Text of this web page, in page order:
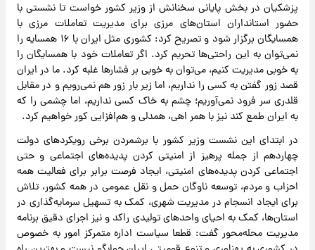
پزشکیان در بخش پایانی سخنانش از وزیر کشور خواست تا نشستی با
حضور استانداران استان‌های مرزی برای مدیریت تعاملات مرزی با
همسایگان برگزار شود و تصریح کرد: کشوری مثل ایران با ۱۶ همسایه را
نمی‌توان به این راحتی‌ها تحریم کرد. اگر تعاملات خود با همسایگان را
به خوبی مدیریت کنیم، می‌توان به خوبی بر فشارها غلبه کرد. ما در ایران
قصد زور گفتن به کسی را نداریم، اما زیر بار زور هم نمی‌رویم و در مقابل
قلدری سر فرود نمی‌آوریم؛ چشم به خاک کسی نداریم، اما چشمی را که
به ایران طمع کند نیز با همر اهی، همدلی و هم‌افزایی کور خواهیم کرد.
در ابتدای این نشست وزیر کشور با برشمردن برخی رویکردهای دولت
چهاردهم از جمله پرهیز از امنیتی کردن پدیده‌های اجتماعی و حتی
اجتماعی کردن پدیده‌های امنیتی، ایجاد فرصت برابر برای فعالیت همه
احزاب و مردم، توسعه ناوگان حمل و نقل عمومی در همه کشور، تلاش
برای ایجاد انسجام در مدیریت شهری، کمک به تسهیل سرمایه‌گذاری در
استان‌ها، کمک به احیای واحدهای تولیدی راکد و نیز اجرای دقیق برنامه
مدیریت محله‌محور گفت: قطعا سیاست اداره متمرکز امور به خصوص